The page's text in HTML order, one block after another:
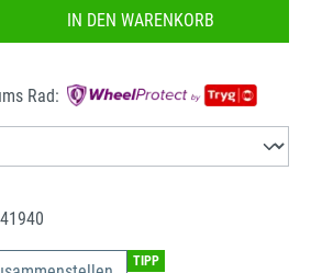
Gib den gewünschten Wert
IN DEN WARENKORB
Rad:
TIPP